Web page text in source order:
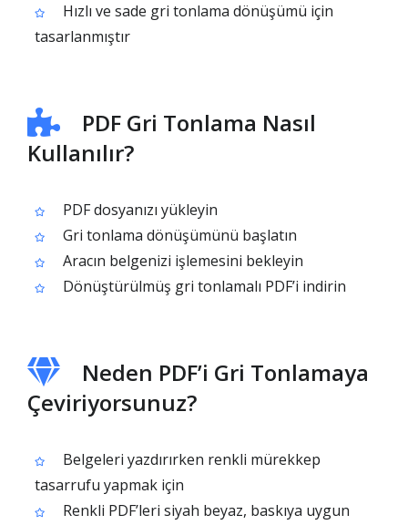
Hızlı ve sade gri tonlama dönüşümü için
tasarlanmıştır
PDF Gri Tonlama Nasıl
Kullanılır?
PDF dosyanızı yükleyin
Gri tonlama dönüşümünü başlatın
Aracın belgenizi işlemesini bekleyin
Dönüştürülmüş gri tonlamalı PDF’i indirin
Neden PDF’i Gri Tonlamaya
Çeviriyorsunuz?
Belgeleri yazdırırken renkli mürekkep
tasarrufu yapmak için
Renkli PDF’leri siyah beyaz, baskıya uygun